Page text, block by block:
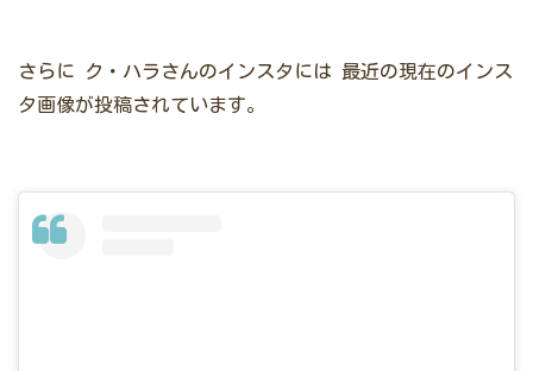
さらに ク・ハラさんのインスタには 最近の現在のインス
タ画像が投稿されています。